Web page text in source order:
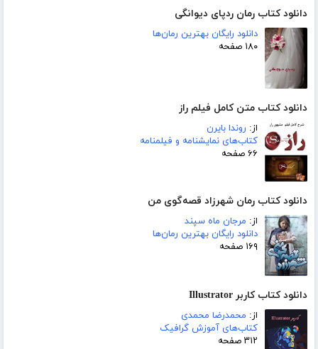
دانلود کتاب رمان ردپای دیوانگی
دانلود رایگان بهترین رمان‌ها
۱۸۰ صفحه
دانلود کتاب متن کامل فیلم راز
از: روندا بایرن
کتاب‌های نمایشنامه و فیلمنامه
۶۶ صفحه
دانلود کتاب رمان شهرزاد قصه‌گوی من
از: مرجان ماه سپند
دانلود رایگان بهترین رمان‌ها
۱۶۹ صفحه
دانلود کتاب کاربر Illustrator
از: محمدرضا محمدی
کتاب‌های آموزش گرافیک
۳۱۲ صفحه